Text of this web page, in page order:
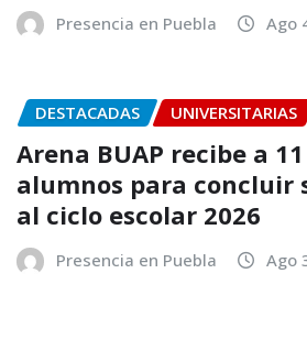
Presencia en Puebla Ago
DESTACADAS UNIVERSITARIAS
Arena BUAP recibe a
alumnos para concluir
al ciclo escolar 2026
Presencia en Puebla Ago